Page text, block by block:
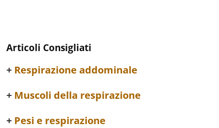
Articoli Consigliati
Respirazione addominale
Muscoli della respirazione
Pesi e respirazione